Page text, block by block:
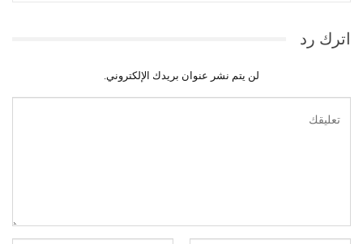
اترك رد
لن يتم نشر عنوان بريدك الإلكتروني.